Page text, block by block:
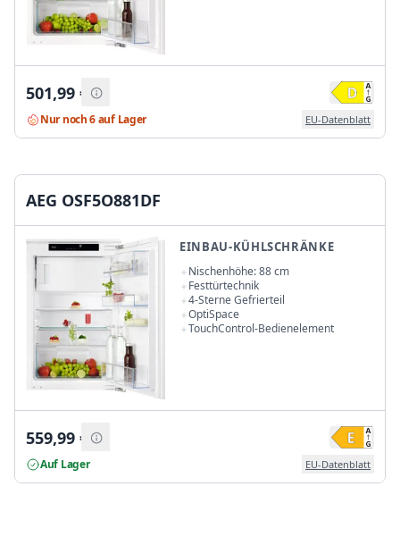
501,99 €
Nur noch 6 auf Lager EU-Datenblatt
AEG OSF5O881DF
EINBAU-KÜHLSCHRÄNKE
Nischenhöhe: 88 cm
Festtürtechnik
4-Sterne Gefrierteil
OptiSpace
TouchControl-Bedienelement
559,99 €
Auf Lager EU-Datenblatt